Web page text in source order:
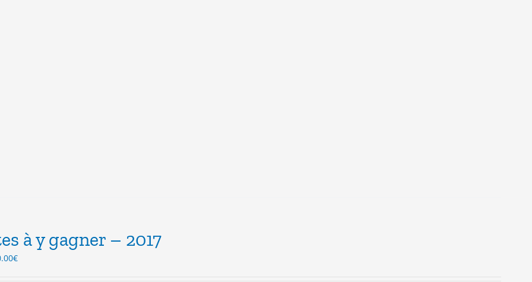
à y gagner – 2017
€Le